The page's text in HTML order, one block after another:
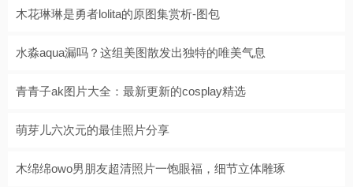
木花琳琳是勇者lolita的原图集赏析-图包
水淼aqua漏吗？这组美图散发出独特的唯美气息
青青子ak图片大全：最新更新的cosplay精选
萌芽儿六次元的最佳照片分享
木绵绵owo男朋友超清照片一饱眼福，细节立体雕琢